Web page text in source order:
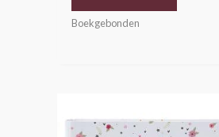
Boekgebonden